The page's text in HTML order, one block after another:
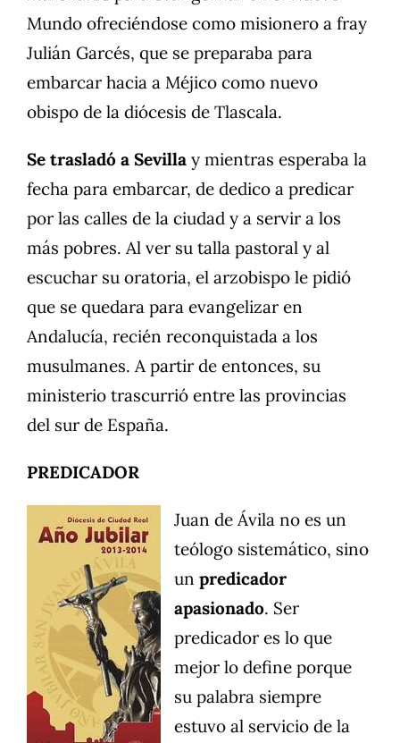
Mundo ofreciéndose como misionero a fray
Julián Garcés, que se preparaba para
embarcar hacia a Méjico como nuevo
obispo de la diócesis de Tlascala.
Se trasladó a Sevilla y mientras esperaba la
fecha para embarcar, de dedico a predicar
por las calles de la ciudad y a servir a los
más pobres. Al ver su talla pastoral y al
escuchar su oratoria, el arzobispo le pidió
que se quedara para evangelizar en
Andalucía, recién reconquistada a los
musulmanes. A partir de entonces, su
ministerio trascurrió entre las provincias
del sur de España.
PREDICADOR
Juan de Ávila no es un
teólogo sistemático, sino
un predicador
apasionado. Ser
predicador es lo que
mejor lo define porque
su palabra siempre
estuvo al servicio de la